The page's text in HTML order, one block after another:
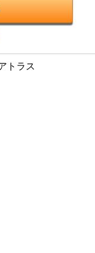
トラス